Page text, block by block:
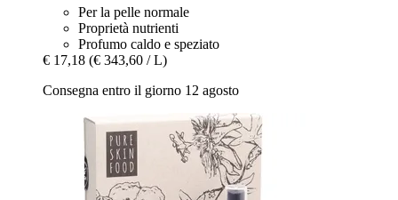
Per la pelle normale
Proprietà nutrienti
Profumo caldo e speziato
€ 17,18 (€ 343,60 / L)
Consegna entro il giorno 12 agosto